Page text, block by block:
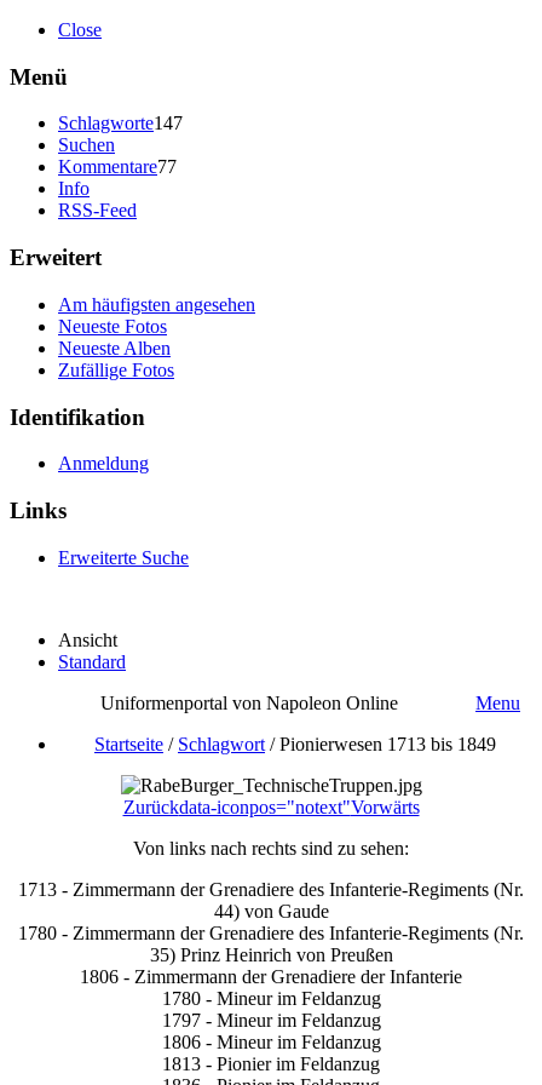
Close
Menü
Schlagworte147
Suchen
Kommentare77
Info
RSS-Feed
Erweitert
Am häufigsten angesehen
Neueste Fotos
Neueste Alben
Zufällige Fotos
Identifikation
Anmeldung
Links
Erweiterte Suche
Ansicht
Standard
Uniformenportal von Napoleon Online
Menu
Startseite / Schlagwort /Pionierwesen 1713 bis 1849
Zurückdata-iconpos="notext"Vorwärts
Von links nach rechts sind zu sehen:
1713 - Zimmermann der Grenadiere des Infanterie-Regiments (Nr.
44) von Gaude
1780 - Zimmermann der Grenadiere des Infanterie-Regiments (Nr.
35) Prinz Heinrich von Preußen
1806 - Zimmermann der Grenadiere der Infanterie
1780 - Mineur im Feldanzug
1797 - Mineur im Feldanzug
1806 - Mineur im Feldanzug
1813 - Pionier im Feldanzug